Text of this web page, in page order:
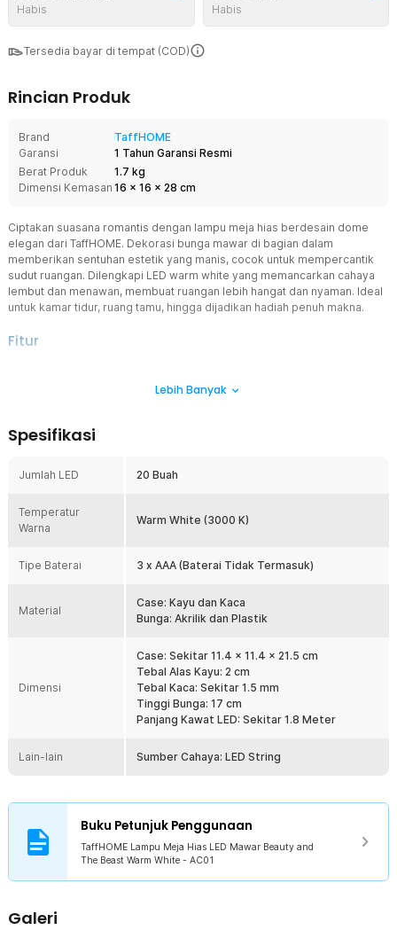
Habis Habis
Tersedia bayar di tempat (COD)
Rincian Produk
Brand
TaffHOME
Garansi
1 Tahun Garansi Resmi
Berat Produk
1.7 kg
Dimensi Kemasan 16 x 16 x 28 cm
Ciptakan suasana romantis dengan lampu meja hias berdesain dome
elegan dari TaffHOME. Dekorasi bunga mawar di bagian dalam
memberikan sentuhan estetik yang manis, cocok untuk mempercantik
sudut ruangan. Dilengkapi LED warm white yang memancarkan cahaya
lembut dan menawan, membuat ruangan lebih hangat dan nyaman. Ideal
untuk kamar tidur, ruang tamu, hingga dijadikan hadiah penuh makna.
Fitur
Desain dome dengan bunga mawar cantik di bagian dalam tampil
LED Warm White Cantik
warna cantik yang menyala lembut di balik kaca dome, menjadikan
Daya Baterai Tahan Lama
daya sebelum digunakan.
Kelengkapan Produk
1 x TaffHOME Lampu Meja Hias LED Mawar Beauty and The Beast
Lebih Banyak
Spesifikasi
Jumlah LED 20 Buah
Temperatur
Warna
Warm White (3000 K)
Tipe Baterai 3 x AAA (Baterai Tidak Termasuk)
Material
Case: Kayu dan Kaca
Bunga: Akrilik dan Plastik
Dimensi
Case: Sekitar 11.4 x 11.4 x 21.5 cm
Tebal Alas Kayu: 2 cm
Tebal Kaca: Sekitar 1.5 mm
Tinggi Bunga: 17 cm
Panjang Kawat LED: Sekitar 1.8 Meter
Lain-lain Sumber Cahaya: LED String
Buku Petunjuk Penggunaan
TaffHOME Lampu Meja Hias LED Mawar Beauty and
The Beast Warm White - AC01
Galeri